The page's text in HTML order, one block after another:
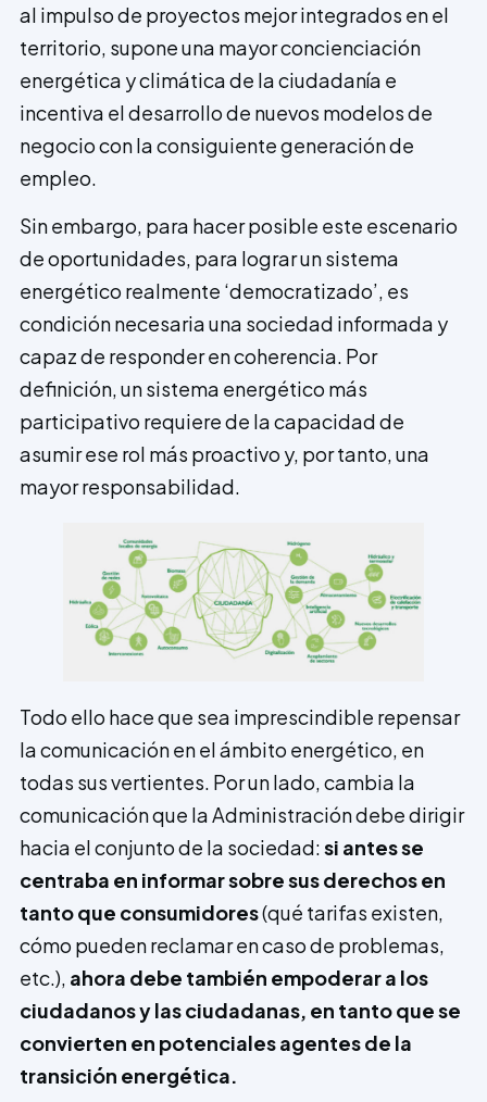
al impulso de proyectos mejor integrados en el
territorio, supone una mayor concienciación
energética y climática de la ciudadanía e
incentiva el desarrollo de nuevos modelos de
negocio con la consiguiente generación de
empleo.
Sin embargo, para hacer posible este escenario
de oportunidades, para lograr un sistema
energético realmente ‘democratizado’, es
condición necesaria una sociedad informada y
capaz de responder en coherencia. Por
definición, un sistema energético más
participativo requiere de la capacidad de
asumir ese rol más proactivo y, por tanto, una
mayor responsabilidad.
Todo ello hace que sea imprescindible repensar
la comunicación en el ámbito energético, en
todas sus vertientes. Por un lado, cambia la
comunicación que la Administración debe dirigir
hacia el conjunto de la sociedad:si antes se
centraba en informar sobre sus derechos en
tanto que consumidores(qué tarifas existen,
cómo pueden reclamar en caso de problemas,
etc.), ahora debe también empoderar a los
ciudadanos y las ciudadanas, en tanto que se
convierten en potenciales agentes de la
transición energética.